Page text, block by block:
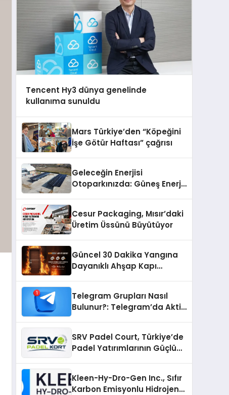
Tencent Hy3 dünya genelinde
kullanıma sunuldu
Mars Türkiye’den “Köpeğini
İşe Götür Haftası” çağrısı
Geleceğin Enerjisi
Otoparkınızda: Güneş Enerjili
Cesur Packaging, Mısır’daki
Üretim Üssünü Büyütüyor
Güncel 30 Dakika Yangına
Dayanıklı Ahşap Kapı
Telegram Grupları Nasıl
Bulunur?: Telegram’da Aktif
SRV Padel Court, Türkiye’de
Padel Yatırımlarının Güçlü
Kleen-Hy-Dro-Gen Inc., Sıfır
Karbon Emisyonlu Hidrojen